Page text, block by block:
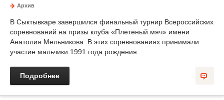
Архив
В Сыктывкаре завершился финальный турнир Всероссийских
соревнований на призы клуба «Плетеный мяч» имени
Анатолия Мельникова. В этих соревнованиях принимали
участие мальчики 1991 года рождения.
Подробнее